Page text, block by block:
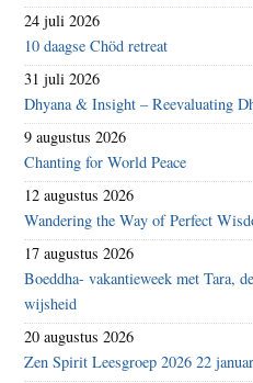
24 juli 2026
10 daagse Chöd retreat
31 juli 2026
Dhyana & Insight – Reevaluating
9 augustus 2026
Chanting for World Peace
12 augustus 2026
Wandering the Way of Perfect
17 augustus 2026
Boeddha- vakantieweek met Tara,
wijsheid
20 augustus 2026
Zen Spirit Leesgroep 2026 22